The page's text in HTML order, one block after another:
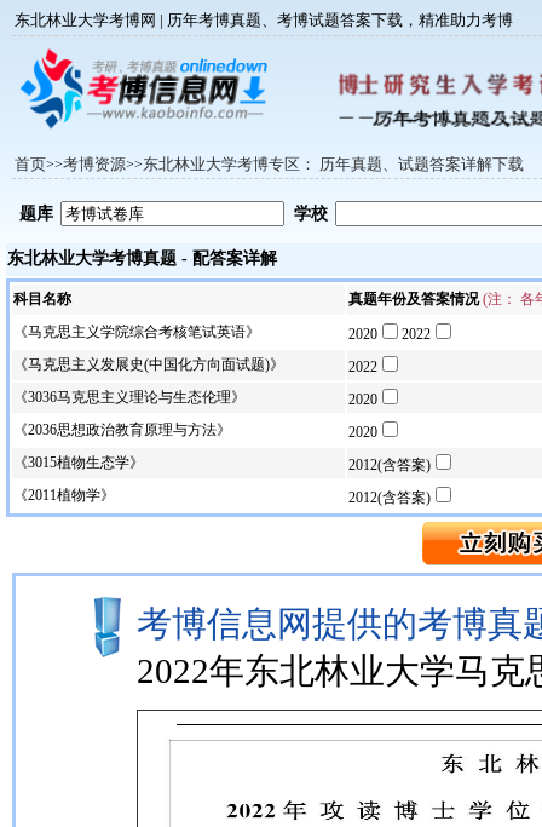
东北林业大学考博网 | 历年考博真题、考博试题答案下载，精准助力考博
首页>>考博资源>>东北林业大学考博专区： 历年真题、试题答案详解下载
题库 学校
东北林业大学考博真题 - 配答案详解
科目名称 真题年份及答案情况(注： 各
《马克思主义学院综合考核笔试英语》
2020
2022
《马克思主义发展史(中国化方向面试题)》
2022
《3036马克思主义理论与生态伦理》
2020
《2036思想政治教育原理与方法》
2020
《3015植物生态学》
2012(含答案)
《2011植物学》
2012(含答案)
考博信息网提供的考博真
2022年东北林业大学马